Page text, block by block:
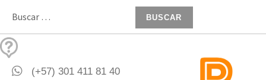
(+57) 301 411 81 40